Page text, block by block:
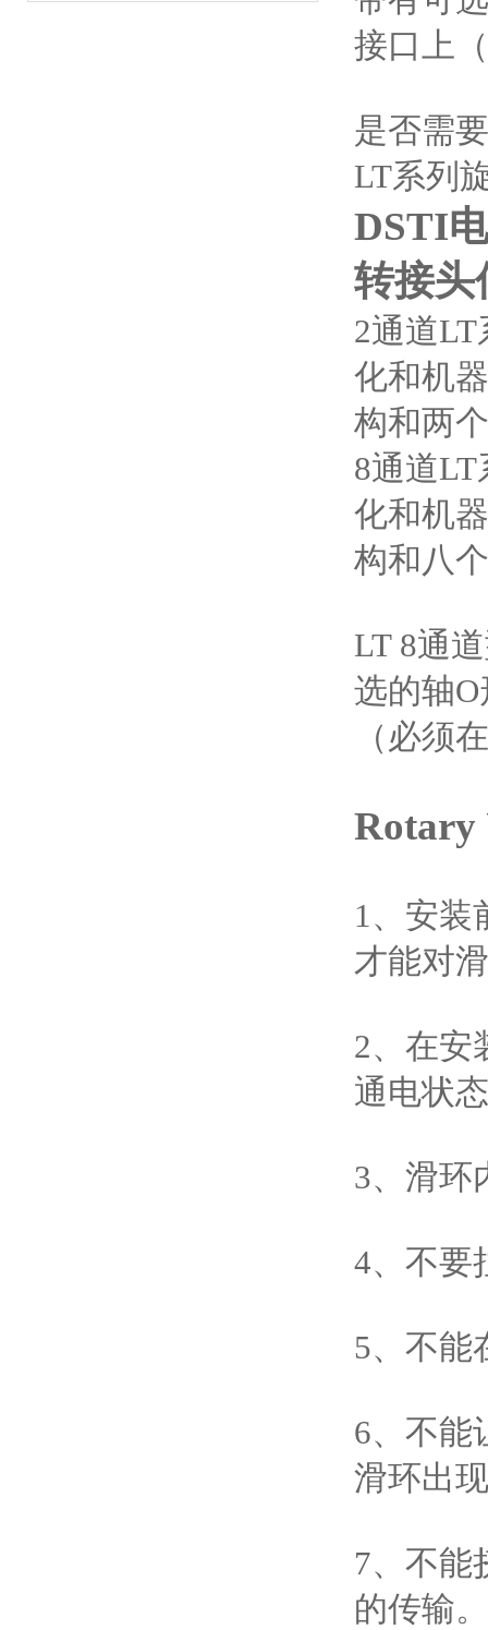
接口上
是否需
LT系列
DSTI
转接头
2通道
化和机
构和两
8通道
化和机
构和八
LT 8通
选的轴
（必须
Rotary
1、安装
才能对
2、在安
通电状
3、滑环
4、不要
5、不能
6、不能
滑环出
7、不能
的传输。